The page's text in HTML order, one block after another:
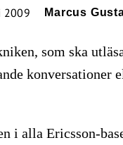
2009 Marcus
som ska
konversationer
i alla Ericsson-